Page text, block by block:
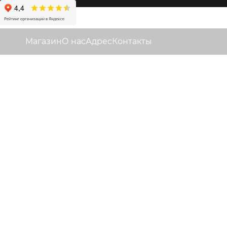
МагазинО насАдресКонтакты